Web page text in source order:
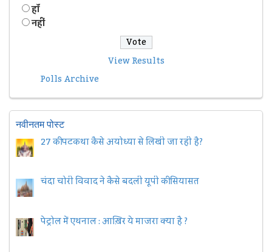
हॉं
नहीं
View Results
Polls Archive
नवीनतम पोस्ट
27 की पटकथा कैसे अयोध्या से लिखी जा रही है?
चंदा चोरी विवाद ने कैसे बदली यूपी की सियासत
पेट्रोल में एथनाल : आख़िर ये माजरा क्या है ?